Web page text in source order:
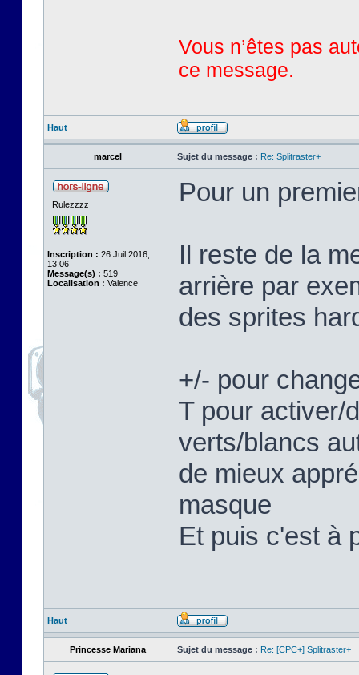
Vous n’êtes pas
ce message.
Haut
marcel Sujet du message : Re: Splitraster+
Rulezzzz
Inscription : 26 Juil 2016,
13:06
Message(s) : 519
Localisation : Valence
Pour un
Il reste de la
arrière par
des sprites
+/- pour
T pour activer/
verts/blancs
de mieux
masque
Et puis c'est à
Haut
Princesse Mariana Sujet du message : Re: [CPC+] Splitraster+